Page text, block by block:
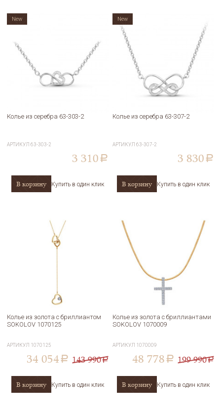
Колье из серебра 63-303-2
АРТИКУЛ63-303-2
3 310 a
В корзину Купить в один клик
New
Колье из серебра 63-307-2
АРТИКУЛ63-307-2
3 830 a
В корзину Купить в один клик
New
Колье из золота с бриллиантом
SOKOLOV 1070125
АРТИКУЛ 1070125
34 054 a 143 990a
В корзину Купить в один клик
Колье из золота с бриллиантами
SOKOLOV 1070009
АРТИКУЛ 1070009
48 778 a 199 990a
В корзину Купить в один клик